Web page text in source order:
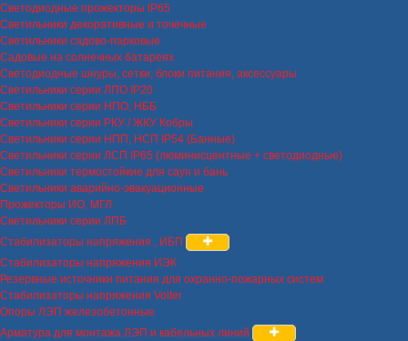
Светодиодные прожекторы IP65
Светильники декоративные и точечные
Светильники садово-парковые
Садовые на солнечных батареях
Светодиодные шнуры, сетки, блоки питания, аксессуары
Светильники серии ЛПО IP20
Светильники серии НПО, НББ
Светильники серии РКУ / ЖКУ Кобры
Светильники серии НПП, НСП IP54 (Банные)
Светильники серии ЛСП IP65 (люминисцентные + светодиодные)
Светильники термостойкие для саун и бань
Светильники аварийно-эвакуационные
Прожекторы ИО, МГЛ
Светильники серии ЛПБ
Стабилизаторы напряжения , ИБП
Стабилизаторы напряжения ИЭК
Резервные источники питания для охранно-пожарных систем
Стабилизаторы напряжения Volter
Опоры ЛЭП железобетонные
Арматура для монтажа ЛЭП и кабельных линий